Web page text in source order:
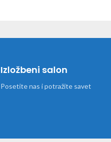
Izložbeni salon
Posetite nas i potražite savet